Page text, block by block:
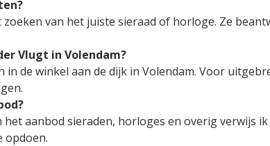
van het juiste sieraad of horloge. Ze
Vlugt in Volendam?
de winkel aan de dijk in Volendam. Voor
aanbod sieraden, horloges en overig verwijs
opdoen.